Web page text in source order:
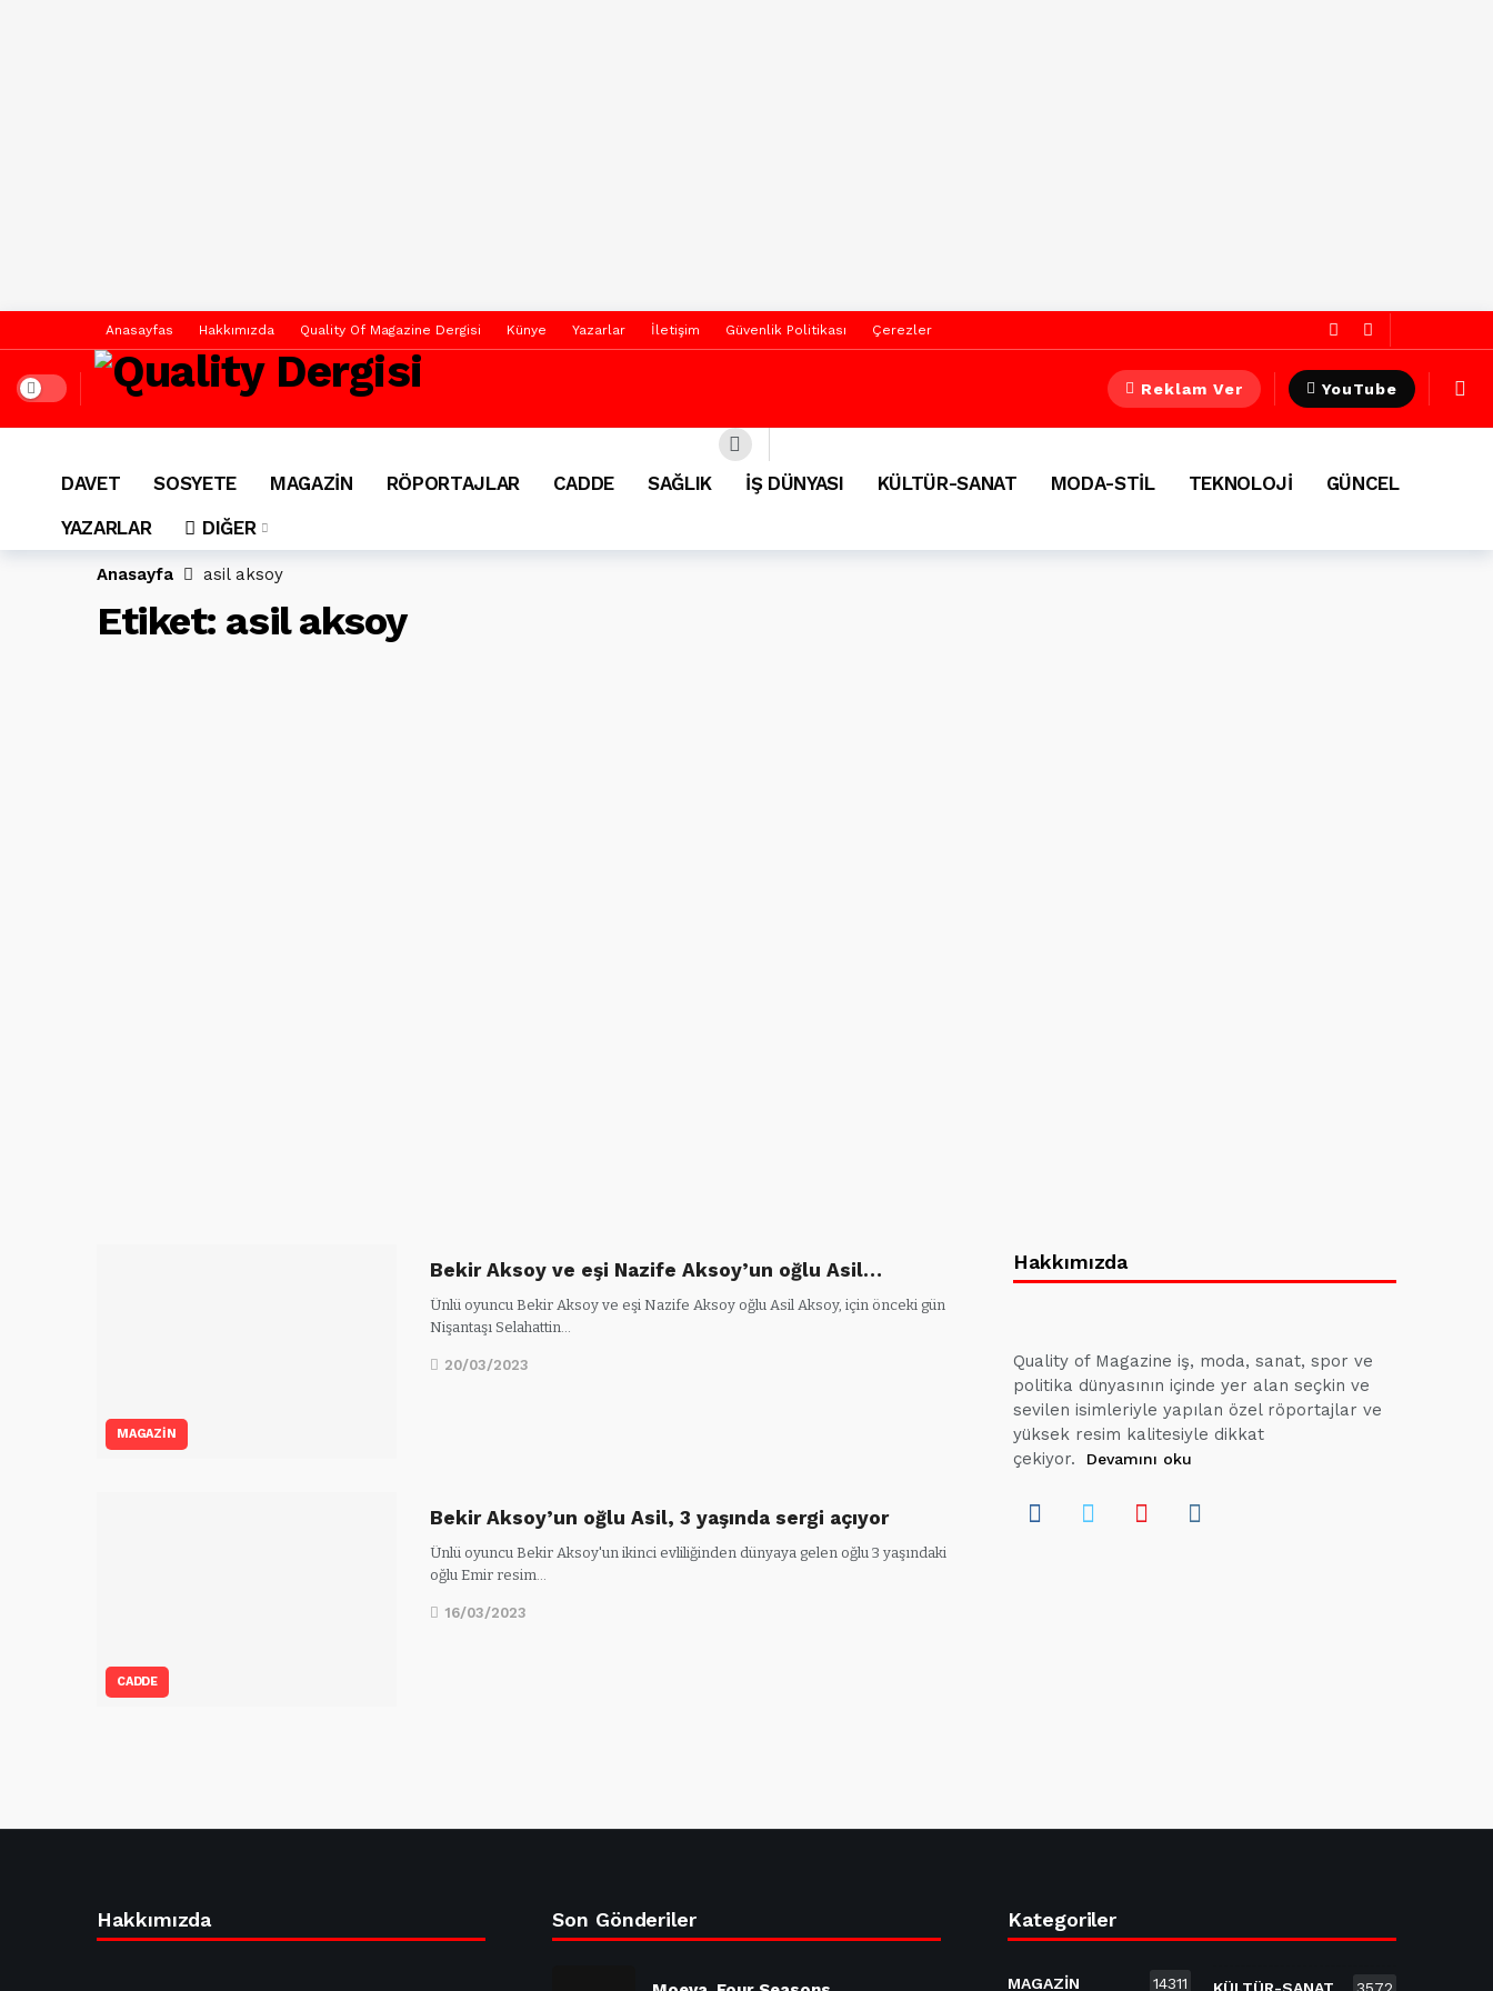
Anasayfas Hakkımızda Quality Of Magazine Dergisi Künye Yazarlar İletişim Güvenlik Politikası Çerezler
Dark mode Reklam Ver YouTube
DAVET SOSYETE MAGAZİN RÖPORTAJLAR CADDE SAĞLIK İŞ DÜNYASI KÜLTÜR-SANAT MODA-STİL TEKNOLOJİ
GÜNCEL
YAZARLAR
DIĞER
Anasayfa asil aksoy
Etiket: asil aksoy
MAGAZİN
Bekir Aksoy ve eşi Nazife Aksoy’un oğlu Asil…
Ünlü oyuncu Bekir Aksoy ve eşi Nazife Aksoy oğlu Asil Aksoy, için önceki gün
Nişantaşı Selahattin…
20/03/2023
CADDE
Bekir Aksoy’un oğlu Asil, 3 yaşında sergi açıyor
Ünlü oyuncu Bekir Aksoy'un ikinci evliliğinden dünyaya gelen oğlu 3 yaşındaki
oğlu Emir resim…
16/03/2023
Hakkımızda
Quality of Magazine iş, moda, sanat, spor ve
politika dünyasının içinde yer alan seçkin ve
sevilen isimleriyle yapılan özel röportajlar ve
yüksek resim kalitesiyle dikkat
çekiyor.
Devamını oku
Hakkımızda Son Gönderiler Kategoriler
MAGAZİN 14311 KÜLTÜR-SANAT 3572